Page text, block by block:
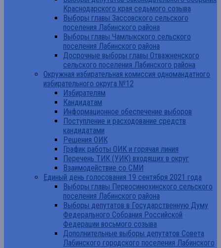
Краснодарского края седьмого созыва
Выборы главы Зассовского сельского
поселения Лабинского района
Выборы главы Чамлыкского сельского
поселения Лабинского района
Досрочные выборы главы Отважненского
сельского поселения Лабинского района
Окружная избирательная комиссия одномандатного
избирательного округа №12
Избирателям
Кандидатам
Информационное обеспечение выборов
Поступление и расходование средств
кандидатами
Решения ОИК
График работы ОИК и горячая линия
Перечень ТИК (УИК) входящих в округ
Взаимодействие со СМИ
Единый день голосования 19 сентября 2021 года
Выборы главы Первосинюхинского сельского
поселения Лабинского района
Выборы депутатов в Государственную Думу
Федерального Собрания Российской
Федерации восьмого созыва
Дополнительные выборы депутатов Совета
Лабинского городского поселения Лабинского